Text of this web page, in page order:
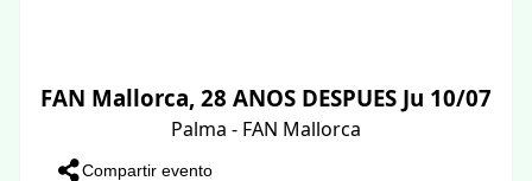
FAN Mallorca, 28 ANOS DESPUES Ju 10/07
Palma - FAN Mallorca
Compartir evento